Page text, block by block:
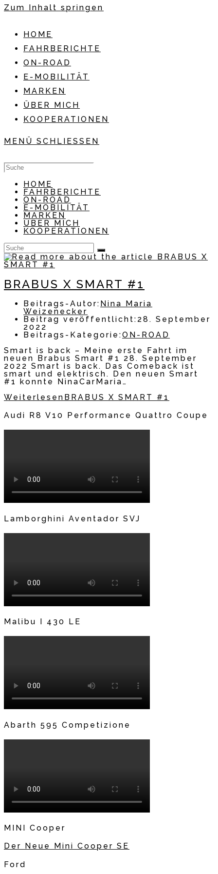
Zum Inhalt springen
HOME
FAHRBERICHTE
ON-ROAD
E-MOBILITÄT
MARKEN
ÜBER MICH
KOOPERATIONEN
MENÜ SCHLIESSEN
HOME
FAHRBERICHTE
ON-ROAD
E-MOBILITÄT
MARKEN
ÜBER MICH
KOOPERATIONEN
BRABUS X SMART #1
Beitrags-Autor: Nina Maria
Weizenecker
Beitrag veröffentlicht: 28. September
2022
Beitrags-Kategorie:ON-ROAD
Smart is back – Meine erste Fahrt im
neuen Brabus Smart #1 28. September
2022 Smart is back. Das Comeback ist
smart und elektrisch. Den neuen Smart
#1 konnte NinaCarMaria…
Weiterlesen BRABUS X SMART #1
Audi R8 V10 Performance Quattro Coupe
Lamborghini Aventador SVJ
Malibu I 430 LE
Abarth 595 Competizione
MINI Cooper
Der Neue Mini Cooper SE
Ford